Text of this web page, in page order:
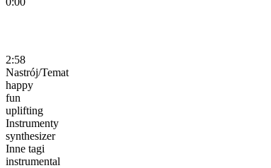
2:58
Nastrój/Temat
happy
fun
uplifting
Instrumenty
synthesizer
Inne tagi
instrumental